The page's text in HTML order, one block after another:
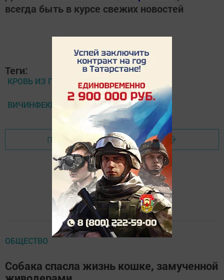
всегда быть в курсе свежих новостей
Теги:
КРОВЬ ИЗ ПАЛЬЦА
ВИЧИНФЕКЦИЯ
Перейти на страницу новости
ОБЩЕСТВО
Собака спасла жизнь кошке, замученной